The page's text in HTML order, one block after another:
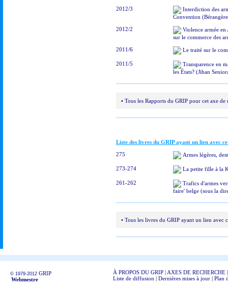
2012/3
Interdiction des
Convention
2012/2
Violence armée
sur le commerce des
2011/6
Le traité sur le
2011/5
Transparence en
les États? (Jihan
• Tous les Rapports du GRIP pour cet axe de
Liste des livres du GRIP ayant un lien avec
275
Armes légères,
273-274 La petite fille à la
261-262
Trafics d'armes
faire' belge (sous la
• Tous les livres du GRIP ayant un lien avec
© 1979-2012 GRIP
Webmestre
À PROPOS DU GRIP | AXES DE RECHERCHE
Liste de diffusion | Dernières mises à jour | Plan